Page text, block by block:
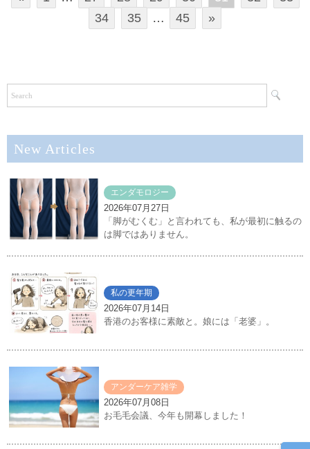
34
35 … 45 »
New Articles
エンダモロジー
2026年07月27日
「脚がむくむ」と言われても、私が最初に触るの
は脚ではありません。
私の更年期
2026年07月14日
香港のお客様に素敵と。娘には「老婆」。
アンダーケア雑学
2026年07月08日
お毛毛会議、今年も開幕しました！